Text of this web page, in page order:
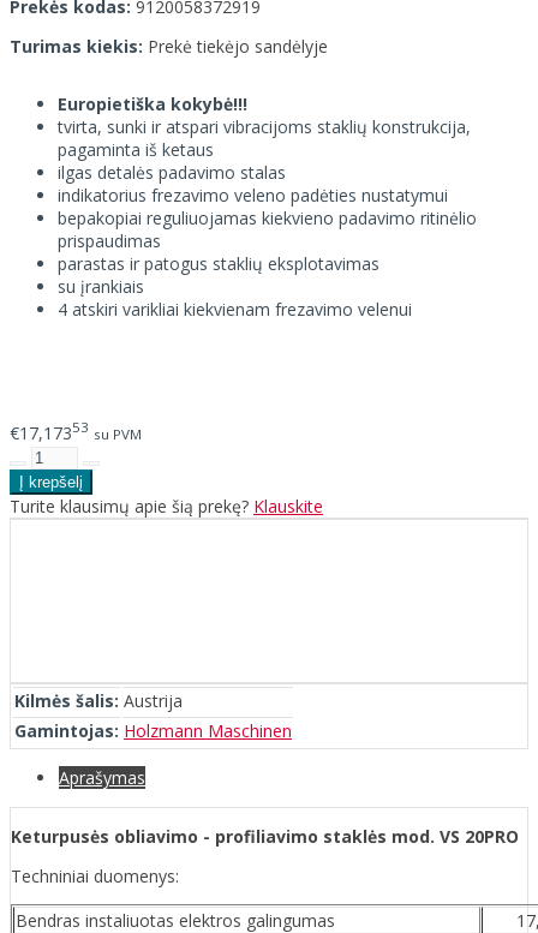
Prekės kodas: 9120058372919
Turimas kiekis: Prekė tiekėjo sandėlyje
Europietiška kokybė!!!
tvirta, sunki ir atspari vibracijoms staklių konstrukcija,
pagaminta iš ketaus
ilgas detalės padavimo stalas
indikatorius frezavimo veleno padėties nustatymui
bepakopiai reguliuojamas kiekvieno padavimo ritinėlio
prispaudimas
parastas ir patogus staklių eksplotavimas
su įrankiais
4 atskiri varikliai kiekvienam frezavimo velenui
€17,17353 su PVM
Turite klausimų apie šią prekę? Klauskite
Kilmės šalis: Austrija
Gamintojas: Holzmann Maschinen
Aprašymas
Keturpusės obliavimo - profiliavimo staklės mod. VS 20PRO
Techniniai duomenys:
Bendras instaliuotas elektros galingumas